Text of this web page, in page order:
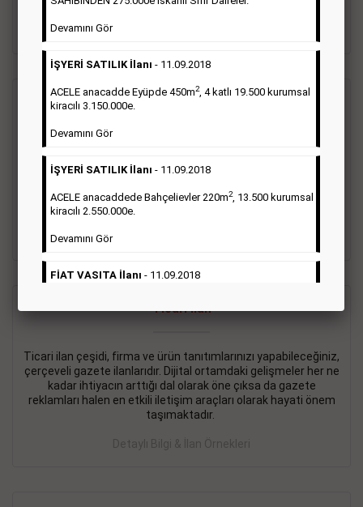
Detaylı Bilgi & İlan Örnekleri
Vasıta İlanı
Sarı sayfa ilanlar alım- satım, duyuru, mini reklam şeklinde
ifade edilebilen ilanlardır. Gazetelerin tirajını önemli ölçüde
etkilerler ve gazete gelirlerinin de önemli bir bölümünü
oluştururlar.Sabah sarı sayfa eleman ilanlarında 6 kelime
sayısı şartı aranmamaktadır.
Detaylı Bilgi & İlan Örnekleri
Ticari İlan
Ticari ilan çeşidi, firma ve ürün tanıtımlarınızı yapabileceğiniz,
çerçeveli gazete ilanlarıdır. Dijital ortamdaki gelişmeler her ne
kadar ihtiyacın arttığı dal olarak öne çıksa da gazete
reklamları halen en etkili iletişim araçları olarak hayati önem
taşımaktadır.
Detaylı Bilgi & İlan Örnekleri
Devamını Gör
İŞYERİ SATILIK İlanı - 11.09.2018
ACELE anacadde Eyüpde 450m2, 4 katlı 19.500 kurumsal
kiracılı 3.150.000e.
Devamını Gör
İŞYERİ SATILIK İlanı - 11.09.2018
ACELE anacaddede Bahçelievler 220m2, 13.500 kurumsal
kiracılı 2.550.000e.
Devamını Gör
FİAT VASITA İlanı - 11.09.2018
2.800.000e kurumsal mağaza.
BAKIRKÖY SATILIK İlanı- 11.09.2018
KARTALTEPEde kelepir 2+ 1 satılık daire